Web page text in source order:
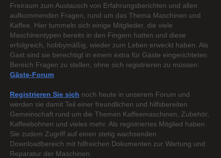
Freiraum zum Austausch von Erfahrungsberichten und allen
aufkommenden Fragen, rund um das Thema Maschinen und
Kaffee. Hier tummeln sich einige Mitglieder, die viele
Maschinentypen bereits in den Fingern hatten und diese
erfolgreich, hobbymäßig, wieder zum Leben erweckt haben. Als
Gast sind sie berechtigt in einem extra für Gäste eingerichteten
Bereich Fragen zu stellen, ohne sich registrieren zu müssen:
Gäste-Forum
Registrieren Sie sich noch heute in unserem Forum und
werden sie damit Teil einer freundlichen und hilfsbereiten
Gemeinschaft rund um die Themen Kaffeemaschinen, Zubehör,
Kaffeebohnen und vieles mehr. Als registriertes Mitglied haben
Sie zudem Zugriff auf einen stetig wachsenden
Downloadbereich mit hilfreichen Dokumenten zur Wartung und
Reparatur der Maschinen.